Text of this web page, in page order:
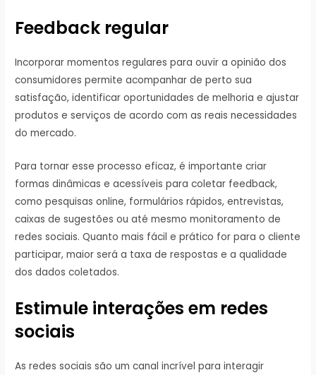
Feedback regular
Incorporar momentos regulares para ouvir a opinião dos
consumidores permite acompanhar de perto sua
satisfação, identificar oportunidades de melhoria e ajustar
produtos e serviços de acordo com as reais necessidades
do mercado.
Para tornar esse processo eficaz, é importante criar
formas dinâmicas e acessíveis para coletar feedback,
como pesquisas online, formulários rápidos, entrevistas,
caixas de sugestões ou até mesmo monitoramento de
redes sociais. Quanto mais fácil e prático for para o cliente
participar, maior será a taxa de respostas e a qualidade
dos dados coletados.
Estimule interações em redes
sociais
As redes sociais são um canal incrível para interagir